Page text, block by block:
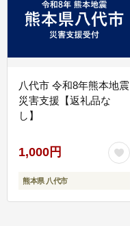
八代市 令和8年熊本地震
災害支援【返礼品な
し】
1,000円
熊本県 八代市